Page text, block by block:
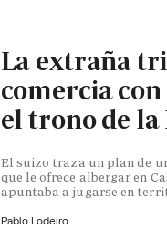
La extraña
comercia
el trono de la
El suizo traza un plan de
que le ofrece albergar en
apuntaba a jugarse en
Pablo Lodeiro